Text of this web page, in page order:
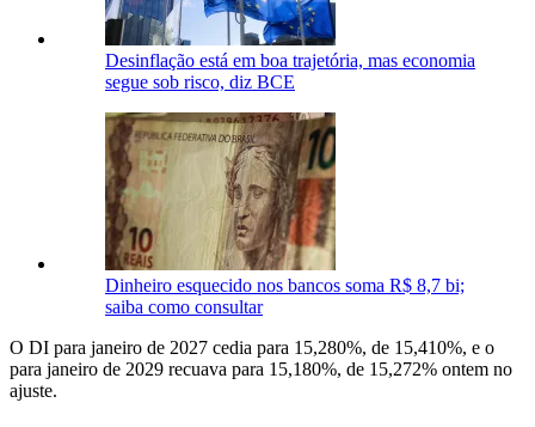
Desinflação está em boa trajetória, mas economia
segue sob risco, diz BCE
Dinheiro esquecido nos bancos soma R$ 8,7 bi;
saiba como consultar
O DI para janeiro de 2027 cedia para 15,280%, de 15,410%, e o
para janeiro de 2029 recuava para 15,180%, de 15,272% ontem no
ajuste.